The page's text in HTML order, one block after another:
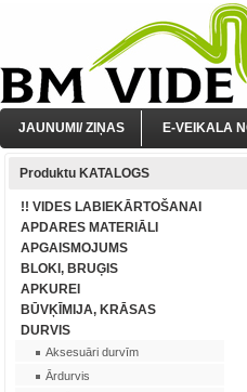
JAUNUMI/ ZIŅAS E-VEIKALA
Produktu KATALOGS
!! VIDES LABIEKĀRTOŠANAI
APDARES MATERIĀLI
APGAISMOJUMS
BLOKI, BRUĢIS
APKUREI
BŪVĶĪMIJA, KRĀSAS
DURVIS
Aksesuāri durvīm
Ārdurvis